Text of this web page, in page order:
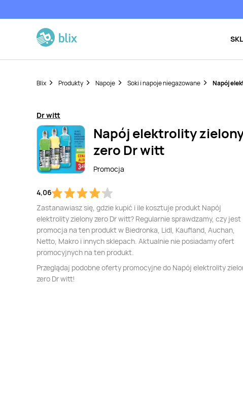
Blix Produkty Napoje Soki i napoje niegazowane Napój
Dr witt
Napój elektrolity
zero Dr witt
Promocja
4,06
Zastanawiasz się, gdzie kupić i ile kosztuje produkt Napój
elektrolity zielony zero Dr witt? Regularnie sprawdzamy, czy jest
promocja na ten produkt w Biedronka, Lidl, Kaufland, Auchan,
Netto, Makro i innych sklepach. Aktualnie nie posiadamy ofert
promocyjnych na ten produkt.
Przeglądaj podobne oferty promocyjne do Napój elektrolity
zero Dr witt!